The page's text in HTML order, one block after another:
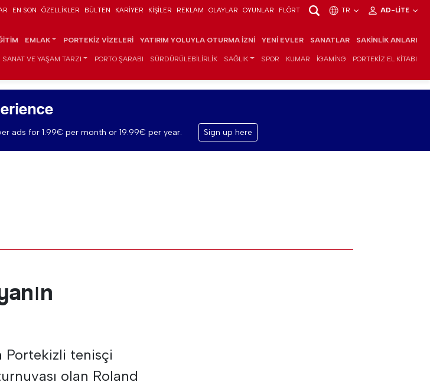
EN SON ÖZELLIKLER BÜLTEN KARIYER KIŞILER REKLAM OLAYLAR OYUNLAR FLÖRT TR AD-LITE
EMLAK PORTEKIZ VIZELERI YATIRIM YOLUYLA OTURMA İZNI YENI EVLER SANATLAR SAKINLIK ANLARI
SANAT VE YAŞAM TARZI PORTO ŞARABI SÜRDÜRÜLEBILIRLIK SAĞLIK SPOR KUMAR IGAMING PORTEKIZ EL KITABI
ads for 1.99€ per month or 19.99€ per year. Sign up here
Portekizli tenisçi
olan Roland